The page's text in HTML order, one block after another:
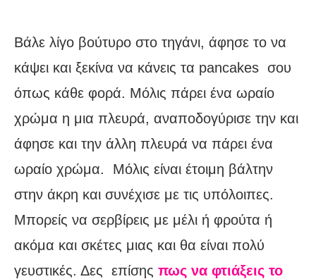
Βάλε λίγο βούτυρο στο τηγάνι, άφησε το να
κάψει και ξεκίνα να κάνεις τα pancakes σου
όπως κάθε φορά. Μόλις πάρει ένα ωραίο
χρώμα η μια πλευρά, αναποδογύρισε την και
άφησε και την άλλη πλευρά να πάρει ένα
ωραίο χρώμα. Μόλις είναι έτοιμη βάλτην
στην άκρη και συνέχισε με τις υπόλοιπες.
Μπορείς να σερβίρεις με μέλι ή φρούτα ή
ακόμα και σκέτες μιας και θα είναι πολύ
γευστικές. Δες επίσης πως να φτιάξεις το